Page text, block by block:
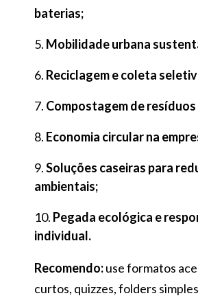
baterias;
Mobilidade urbana
Reciclagem e coleta
Compostagem de
Economia circular na
Soluções caseiras para
ambientais;
Pegada ecológica e
individual.
Recomendo:use formatos
curtos, quizzes, folders